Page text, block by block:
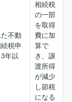
不動
税申
年以
相続税
の一部
を取得
費に加
算で
き、譲
渡所得
が減少
し節税
になる